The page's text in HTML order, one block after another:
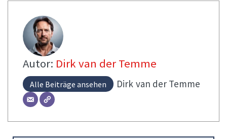
Autor: Dirk van der Temme
Alle Beiträge ansehen Dirk van der Temme